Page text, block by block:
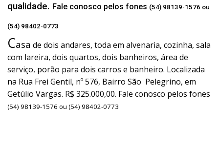
qualidade. Fale conosco pelos fones (54) 98139-1576 ou
(54) 98402-0773
Casa de dois andares, toda em alvenaria, cozinha, sala
com lareira, dois quartos, dois banheiros, área de
serviço, porão para dois carros e banheiro. Localizada
na Rua Frei Gentil, nº 576, Bairro São Pelegrino, em
Getúlio Vargas. R$ 325.000,00. Fale conosco pelos fones
(54) 98139-1576 ou (54) 98402-0773